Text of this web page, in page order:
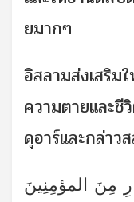
ยมากๆ
อิสลามส่งเสริม
ความตายและชี
ดุอาร์และกล่าว
مِنَ المؤمِنِينَ